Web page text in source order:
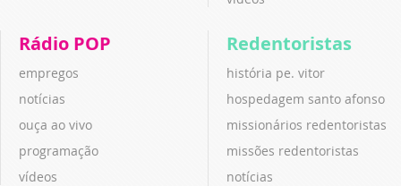
Rádio POP
empregos
notícias
ouça ao vivo
programação
vídeos
Redentoristas
história pe. vitor
hospedagem santo afonso
missionários redentoristas
missões redentoristas
notícias